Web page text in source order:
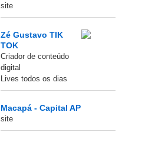
site
Zé Gustavo TIK
TOK
Criador de conteúdo
digital
Lives todos os dias
Macapá - Capital AP
site